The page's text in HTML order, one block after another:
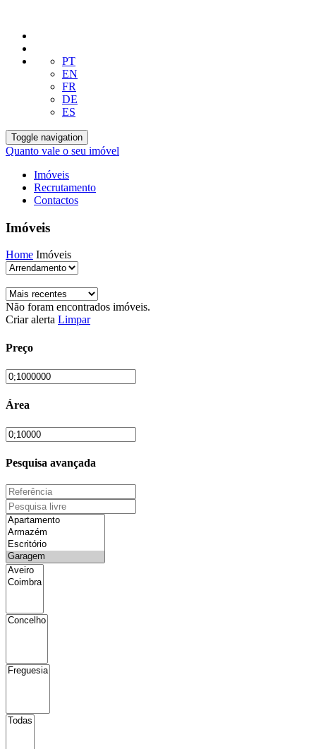
PT
EN
FR
DE
ES
Toggle navigation
Quanto vale o seu imóvel
Imóveis
Recrutamento
Contactos
Imóveis
Home Imóveis
Não foram encontrados imóveis.
Criar alerta Limpar
Preço
Área
Pesquisa avançada